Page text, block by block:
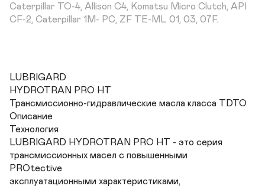
Caterpillar TO-4, Allison C4, Komatsu Micro Clutch, API
CF-2, Caterpillar 1M- PC, ZF TE-ML 01, 03, 07F.
LUBRIGARD
HYDROTRAN PRO HT
Трансмиссионно-гидравлические масла класса TDTO
Описание
Технология
LUBRIGARD HYDROTRAN PRO HT - это серия
трансмиссионных масел с повышенными
PROtective
эксплуатационными характеристиками,